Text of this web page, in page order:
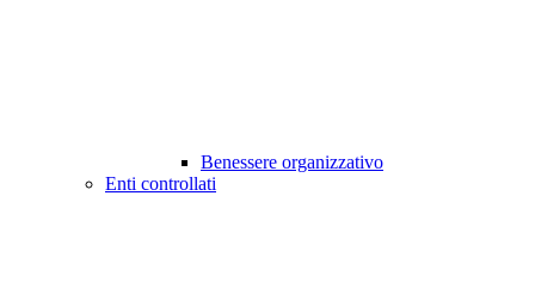
Benessere organizzativo
Enti controllati